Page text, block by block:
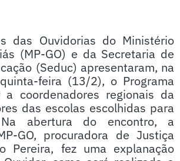
das Ouvidorias do Ministério
(MP-GO) e da Secretaria de
(Seduc) apresentaram, na
feira (13/2), o Programa
a coordenadores regionais da
das escolas escolhidas para
Na abertura do encontro, a
GO, procuradora de Justiça
Pereira, fez uma explanação